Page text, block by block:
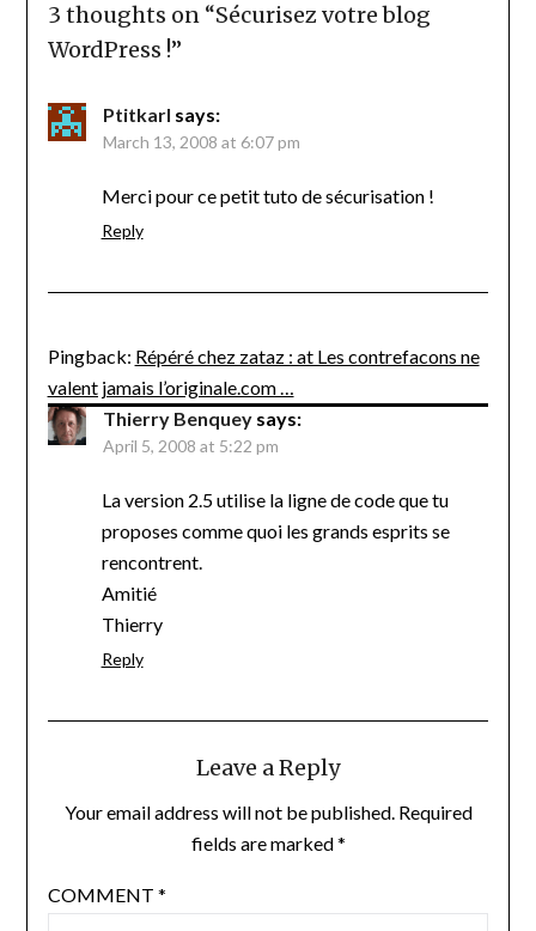
3 thoughts on “Sécurisez votre blog
WordPress !”
Ptitkarl says:
March 13, 2008 at 6:07 pm
Merci pour ce petit tuto de sécurisation !
Reply
Pingback: Répéré chez zataz : at Les contrefacons ne
valent jamais l’originale.com …
Thierry Benquey says:
April 5, 2008 at 5:22 pm
La version 2.5 utilise la ligne de code que tu
proposes comme quoi les grands esprits se
rencontrent.
Amitié
Thierry
Reply
Leave a Reply
Your email address will not be published. Required
fields are marked*
COMMENT *